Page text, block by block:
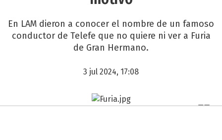
En LAM dieron a conocer el nombre de un famoso
conductor de Telefe que no quiere ni ver a Furia
de Gran Hermano.
3 jul 2024, 17:08